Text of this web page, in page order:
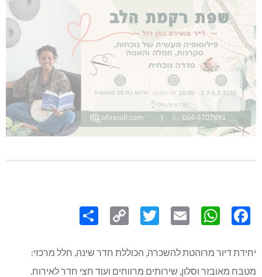
Link
יחידת דיור מרוהטת להשכרה, הכוללת חדר שינה, חלל מרכזי:
מטבח מאובזר וסלון, שירותים מרווחים ועוד חצי חדר לאירוח.